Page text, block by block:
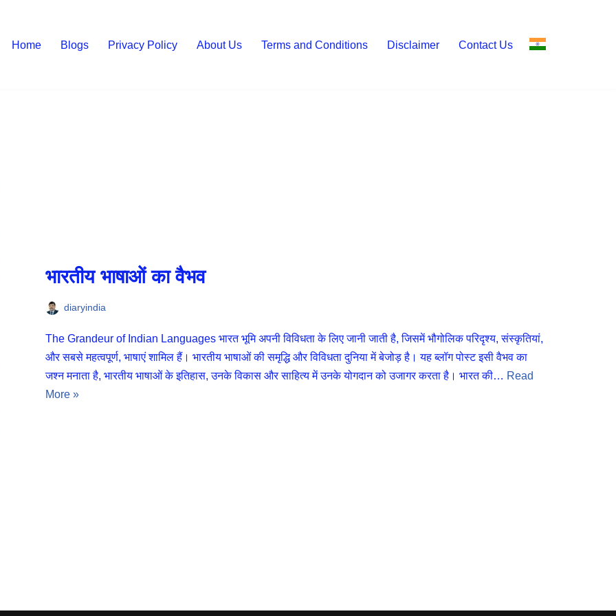
Home Blogs Privacy Policy About Us Terms and Conditions Disclaimer Contact Us
भारतीय भाषाओं का वैभव
diaryindia
The Grandeur of Indian Languages भारत भूमि अपनी विविधता के लिए जानी जाती है, जिसमें भौगोलिक परिदृश्य, संस्कृतियां,
और सबसे महत्वपूर्ण, भाषाएं शामिल हैं। भारतीय भाषाओं की समृद्धि और विविधता दुनिया में बेजोड़ है। यह ब्लॉग पोस्ट इसी वैभव का
जश्न मनाता है, भारतीय भाषाओं के इतिहास, उनके विकास और साहित्य में उनके योगदान को उजागर करता है। भारत की… Read
More »